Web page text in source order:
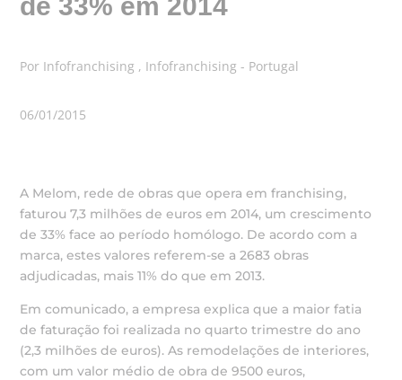
Por Infofranchising , Infofranchising - Portugal
06/01/2015
A Melom, rede de obras que opera em franchising,
faturou 7,3 milhões de euros em 2014, um crescimento
de 33% face ao período homólogo. De acordo com a
marca, estes valores referem-se a 2683 obras
adjudicadas, mais 11% do que em 2013.
Em comunicado, a empresa explica que a maior fatia
de faturação foi realizada no quarto trimestre do ano
(2,3 milhões de euros). As remodelações de interiores,
com um valor médio de obra de 9500 euros,